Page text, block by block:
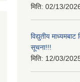
मिति: 02/13/
विद्युतीय
सूचना!!!
मिति: 12/03/